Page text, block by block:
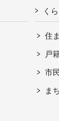
く
住
戸
市
ま